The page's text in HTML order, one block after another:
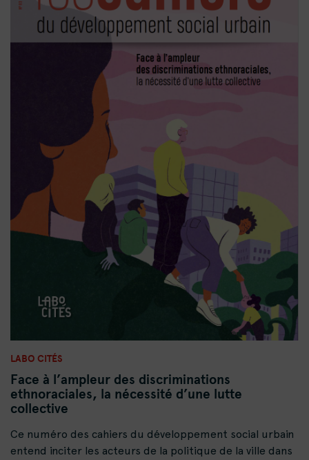
LABO CITÉS
Face à l’ampleur des discriminations
ethnoraciales, la nécessité d’une lutte
collective
Ce numéro des cahiers du développement social urbain
entend inciter les acteurs de la politique de la ville dans